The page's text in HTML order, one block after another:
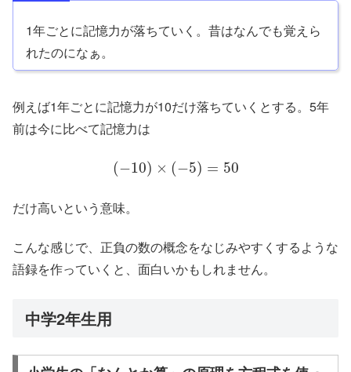
1年ごとに記憶力が落ちていく。昔はなんでも覚えら
れたのになぁ。
例えば1年ごとに記憶力が10だけ落ちていくとする。5年
前は今に比べて記憶力は
(−10) × (−5) = 50
だけ高いという意味。
こんな感じで、正負の数の概念をなじみやすくするような
語録を作っていくと、面白いかもしれません。
中学2年生用